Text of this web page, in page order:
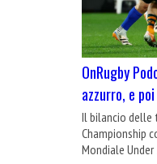
OnRugby
azzurro, e
Il bilancio delle
Championship
Mondiale Under